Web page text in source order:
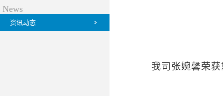
News
资讯动态
我司张婉馨荣